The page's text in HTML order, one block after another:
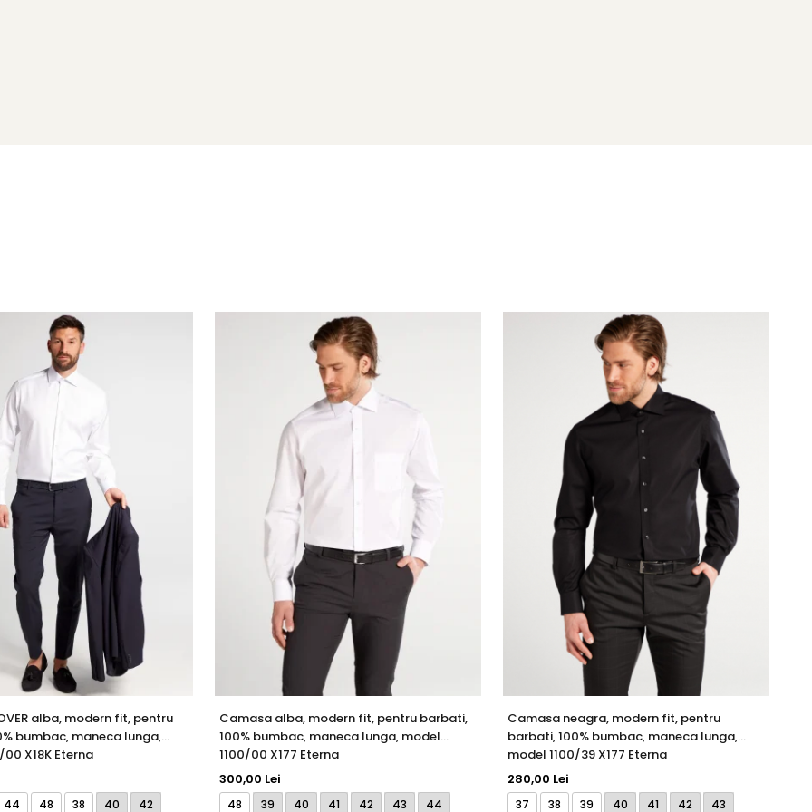
28 30 30
28
alba, modern fit, pentru
bumbac, maneca lunga,
X18K Eterna
44 48 38 40 42
Camasa alba, modern fit, pentru barbati,
100% bumbac, maneca lunga, model
1100/00 X177 Eterna
300,00 Lei
48 39 40 41 42 43 44
Camasa neagra, modern fit, pentru
barbati, 100% bumbac, maneca lunga,
model 1100/39 X177 Eterna
280,00 Lei
37 38 39 40 41 42 43